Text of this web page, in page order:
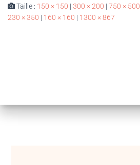
Taille : 150 × 150 | 300 × 200 | 750 × 500
230 × 350 | 160 × 160 | 1300 × 867